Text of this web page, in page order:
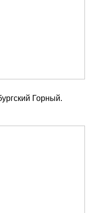
Горный.